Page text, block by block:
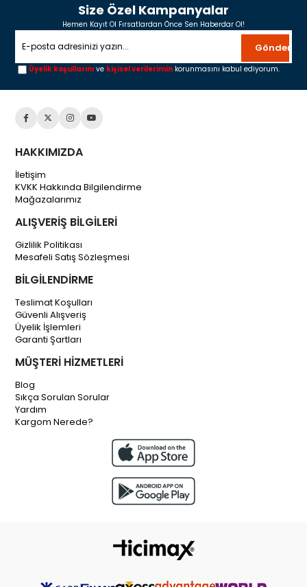
Size Özel Kampanyalar
Hemen Kayıt Ol Fırsatlardan Önce Sen Haberdar Ol!
Gönder
Üyelik koşullarını ve kişisel verilerimin korunmasını kabul ediyorum.
HAKKIMIZDA
İletişim
KVKK Hakkında Bilgilendirme
Mağazalarımız
ALIŞVERİŞ BİLGİLERİ
Gizlilik Politikası
Mesafeli Satış Sözleşmesi
BİLGİLENDİRME
Teslimat Koşulları
Güvenli Alışveriş
Üyelik İşlemleri
Garanti Şartları
MÜŞTERİ HİZMETLERİ
Blog
Sıkça Sorulan Sorular
Yardım
Kargom Nerede?